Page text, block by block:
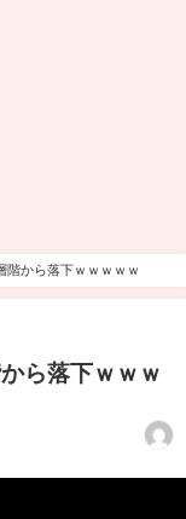
階から落下ｗｗｗｗｗ
ら落下ｗｗｗ